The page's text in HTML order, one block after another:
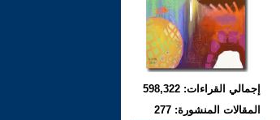
إجمالي القراءات: 598,322
المقالات المنشورة: 277